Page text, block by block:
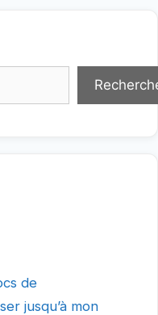
de
jusqu’à mon